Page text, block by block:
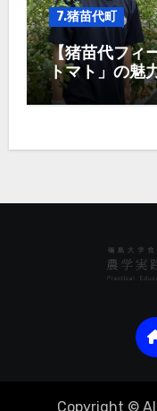
7.猪苗代町
【猪苗代フィ
トマト」の魅
Copyright ©